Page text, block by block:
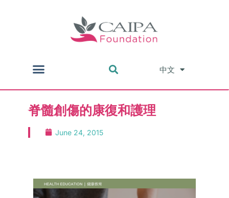
中文
English
脊髓創傷的康復和護理
June 24, 2015